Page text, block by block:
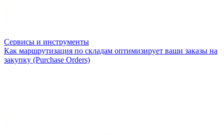
Сервисы и инструменты
Как маршрутизация по складам оптимизирует ваши заказы на
закупку (Purchase Orders)